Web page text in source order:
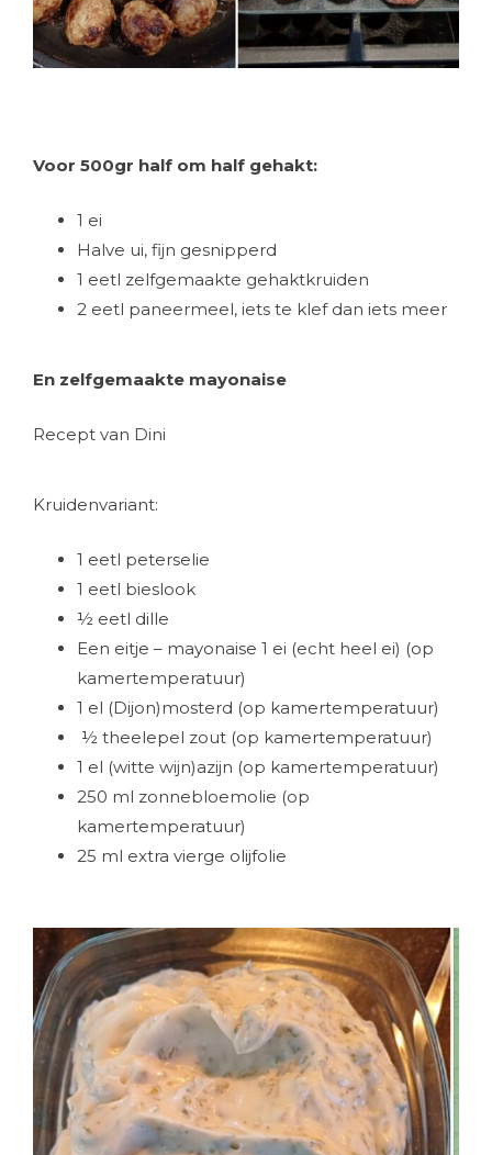
Voor 500gr half om half gehakt:
1 ei
Halve ui, fijn gesnipperd
1 eetl zelfgemaakte gehaktkruiden
2 eetl paneermeel, iets te klef dan iets meer
En zelfgemaakte mayonaise
Recept van Dini
Kruidenvariant:
1 eetl peterselie
1 eetl bieslook
½ eetl dille
Een eitje – mayonaise 1 ei (echt heel ei) (op
kamertemperatuur)
1 el (Dijon)mosterd (op kamertemperatuur)
½ theelepel zout (op kamertemperatuur)
1 el (witte wijn)azijn (op kamertemperatuur)
250 ml zonnebloemolie (op
kamertemperatuur)
25 ml extra vierge olijfolie